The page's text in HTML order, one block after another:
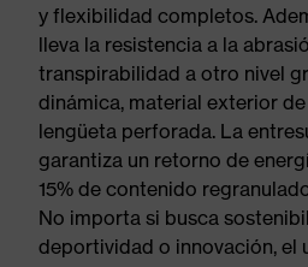
y flexibilidad completos.
lleva la resistencia a la
transpirabilidad a otro nivel
dinámica, material exterior
lengüeta perforada. La
garantiza un retorno de
15% de contenido
No importa si busca
deportividad o innovación, el